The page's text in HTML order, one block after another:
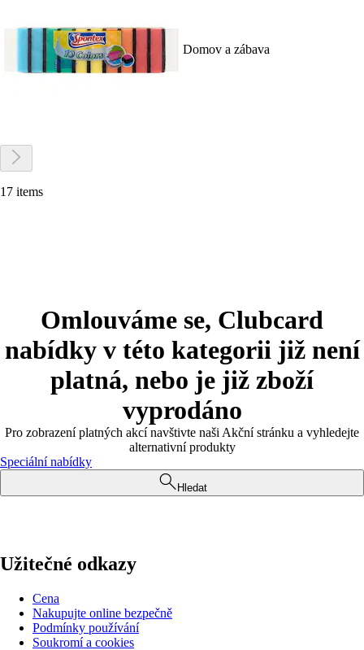
Domov a zábava
17 items
Omlouváme se, Clubcard
nabídky v této kategorii již není
platná, nebo je již zboží
vyprodáno
Pro zobrazení platných akcí navštivte naši Akční stránku a vyhledejte
alternativní produkty
Speciální nabídky
Hledat
Užitečné odkazy
Cena
Nakupujte online bezpečně
Podmínky používání
Soukromí a cookies